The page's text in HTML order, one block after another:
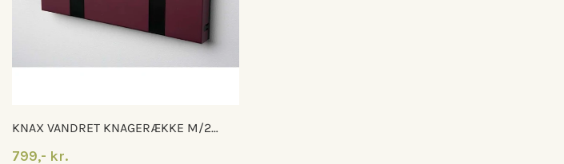
KNAX VANDRET KNAGERÆKKE M/2
799,- kr.